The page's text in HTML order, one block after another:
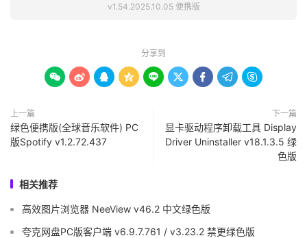
v1.54.2025.10.05 便携版
分享到
        
上一篇
绿色便携版(全球音乐软件) PC
版Spotify v1.2.72.437
下一篇
显卡驱动程序卸载工具 Display
Driver Uninstaller v18.1.3.5 绿
色版
相关推荐
高效图片浏览器 NeeView v46.2 中文绿色版
夸克网盘PC版客户端 v6.9.7.761 / v3.23.2 禁更绿色版